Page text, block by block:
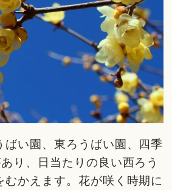
ばい園、東ろうばい園、四季
り、日当たりの良い西ろう
むかえます。花が咲く時期に